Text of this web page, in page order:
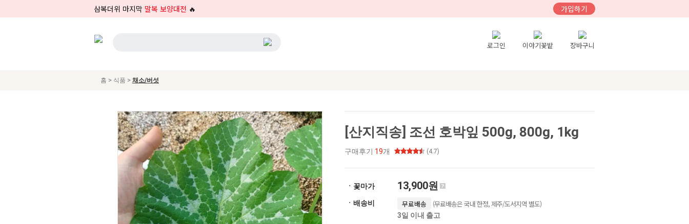
삼복더위 마지막 말복 보양대전 🔥 가입하기
로그인 이야기꽃밭 장바구니
홈 > 식품 > 채소/버섯
[산지직송] 조선 호박잎 500g, 800g, 1kg
구매후기 19개 (4.7)
ㆍ꽃마가 13,900원
ㆍ배송비 무료배송 (무료배송은 국내 한정, 제주/도서지역 별도)
3일 이내 출고